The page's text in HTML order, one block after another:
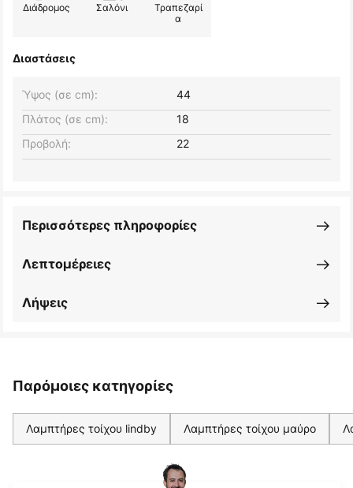
Διάδρομος Σαλόνι
Τραπεζαρί
α
Διαστάσεις
Πλάτος (σε cm): 18
Ύψος (σε cm): 44
Προβολή: 22
Λεπτομέρειες
Περισσότερες πληροφορίες
Λήψεις
Παρόμοιες κατηγορίες
Λαμπτήρες τοίχου lindby Λαμπτήρες τοίχου μαύρο